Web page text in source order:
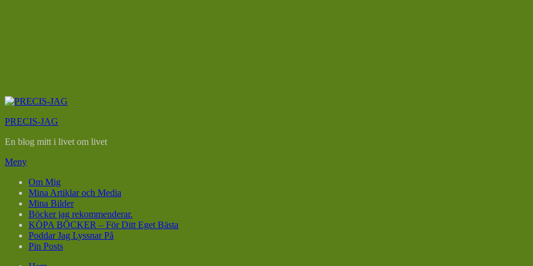
Hoppa
innehåll
PRECIS-JAG
En blog mitt i livet om livet
Meny
Om Mig
Mina Artiklar och Media
Mina Bilder
Böcker jag rekommenderar.
KÖPA BÖCKER – För Ditt Eget Bästa
Poddar Jag Lyssnar På
Pin Posts